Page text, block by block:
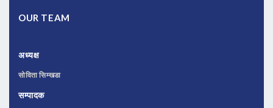
OUR TEAM
अध्यक्ष
सोविता सिम्खडा
सम्पादक